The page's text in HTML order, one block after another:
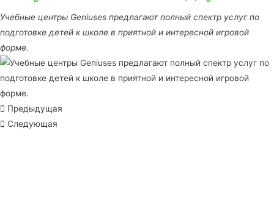
Учебные центры Geniuses предлагают полный спектр услуг по
подготовке детей к школе в приятной и интересной игровой
форме.
Предыдущая
Следующая